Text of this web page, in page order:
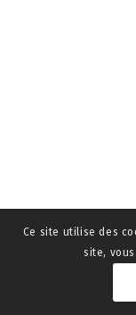
Ce site utilise des
site,